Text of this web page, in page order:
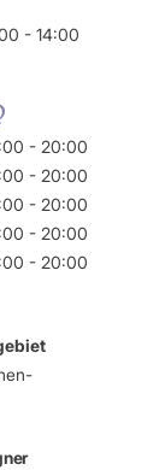
- 14:00
- 20:00
- 20:00
- 20:00
- 20:00
- 20:00